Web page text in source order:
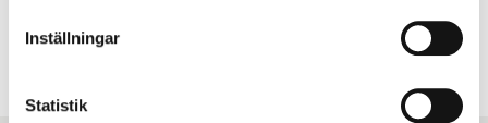
Inställningar
Statistik
S Sök